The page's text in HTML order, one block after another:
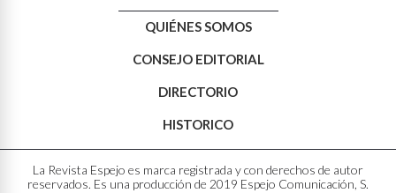
QUIÉNES SOMOS
CONSEJO EDITORIAL
DIRECTORIO
HISTORICO
La Revista Espejo es marca registrada y con derechos de autor
reservados. Es una producción de 2019 Espejo Comunicación, S.